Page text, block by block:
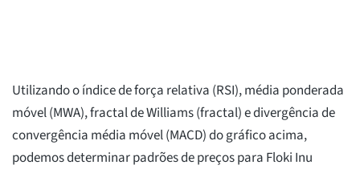
Utilizando o índice de força relativa (RSI), média ponderada
móvel (MWA), fractal de Williams (fractal) e divergência de
convergência média móvel (MACD) do gráfico acima,
podemos determinar padrões de preços para Floki Inu